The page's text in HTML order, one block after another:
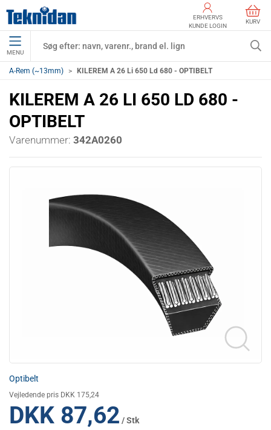
ERHVERVS
KUNDE LOGIN
KURV
MENU
A-Rem (~13mm) KILEREM A 26 Li 650 Ld 680 - OPTIBELT
KILEREM A 26 LI 650 LD 680 -
OPTIBELT
Varenummer: 342A0260
Optibelt
Vejledende pris DKK 175,24
DKK 87,62 / Stk